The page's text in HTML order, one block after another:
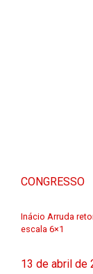
CONGRESSO
Inácio Arruda
escala 6×1
13 de abril de